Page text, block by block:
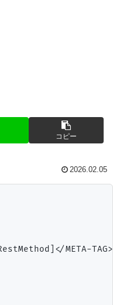
コピー
2026.02.05
META-TAG>